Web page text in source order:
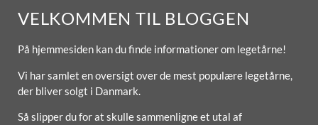
VELKOMMEN TIL BLOGGEN
På hjemmesiden kan du finde informationer om legetårne!
Vi har samlet en oversigt over de mest populære legetårne,
der bliver solgt i Danmark.
Så slipper du for at skulle sammenligne et utal af